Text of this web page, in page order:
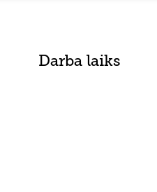
Darba laiks